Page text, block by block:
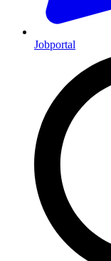
Jobportal